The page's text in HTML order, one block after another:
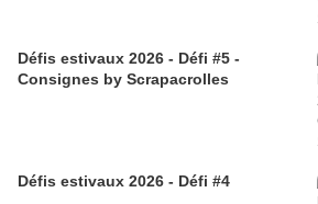
Défis estivaux 2026 - Défi #5 -
Consignes by Scrapacrolles
Défis estivaux 2026 - Défi #4